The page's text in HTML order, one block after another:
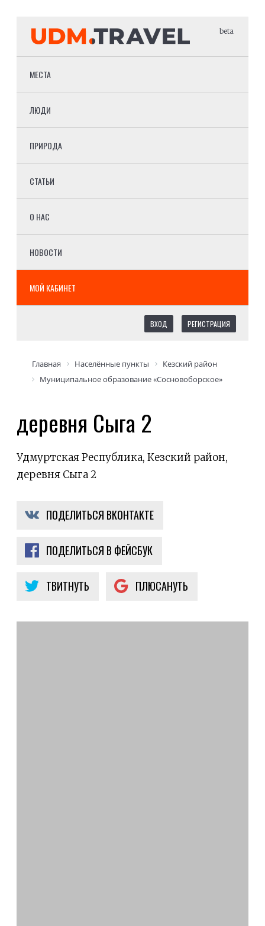
beta
МЕСТА
ЛЮДИ
ПРИРОДА
СТАТЬИ
О НАС
НОВОСТИ
МОЙ КАБИНЕТ
ВХОД РЕГИСТРАЦИЯ
Главная Населённые пункты
Кезский район
Муниципальное образование «Сосновоборское»
деревня Сыга 2
Удмуртская Республика, Кезский район,
деревня Сыга 2
ПОДЕЛИТЬСЯ ВКОНТАКТЕ
ПОДЕЛИТЬСЯ В ФЕЙСБУК
ТВИТНУТЬ ПЛЮСАНУТЬ